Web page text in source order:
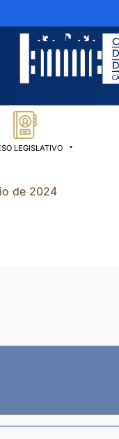
LEGISLATIVO
de 2024